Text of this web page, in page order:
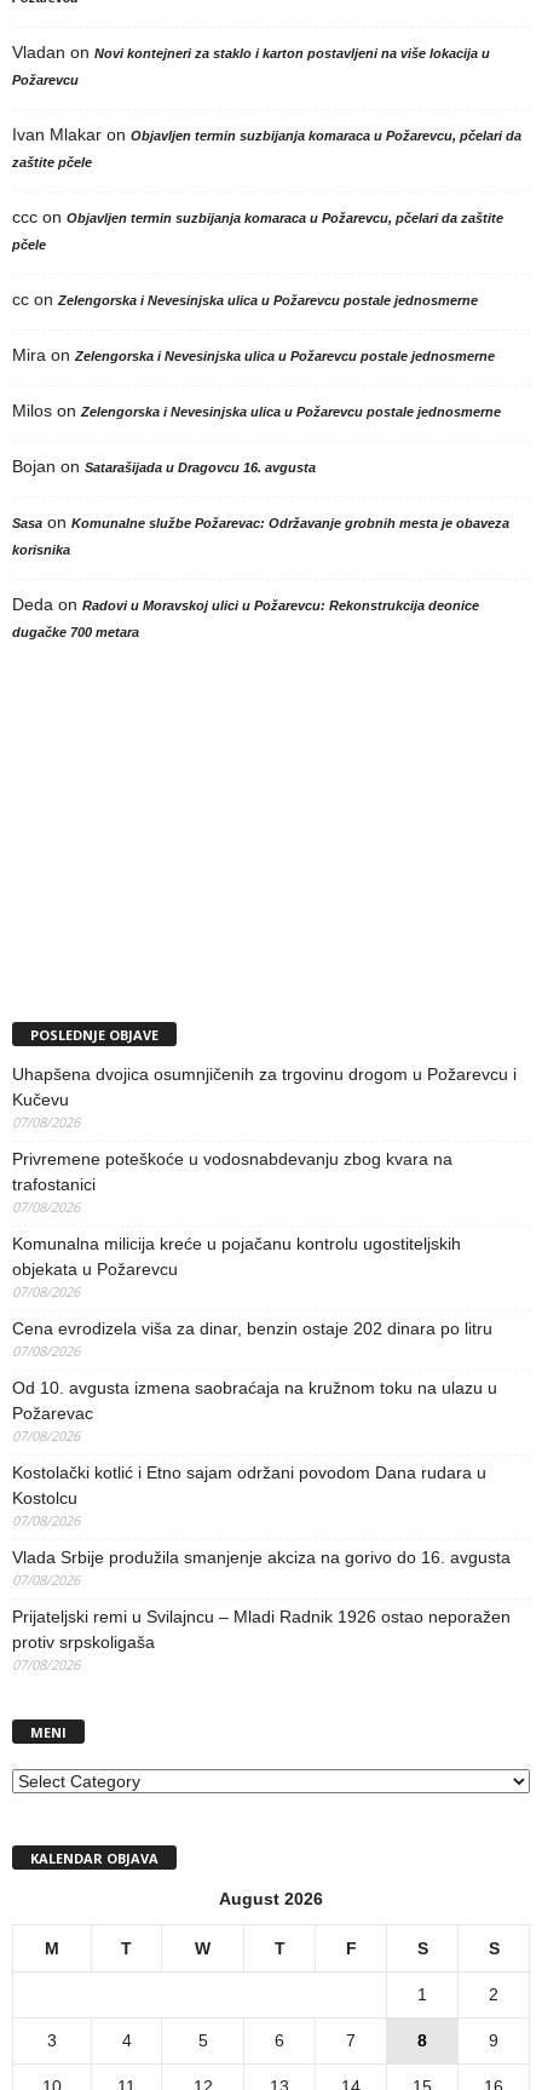
Vladan on Novi kontejneri za staklo i karton postavljeni na više lokacija u
Požarevcu
Ivan Mlakar on Objavljen termin suzbijanja komaraca u Požarevcu, pčelari da
zaštite pčele
ccc on Objavljen termin suzbijanja komaraca u Požarevcu, pčelari da zaštite
pčele
cc on Zelengorska i Nevesinjska ulica u Požarevcu postale jednosmerne
Mira on Zelengorska i Nevesinjska ulica u Požarevcu postale jednosmerne
Milos on Zelengorska i Nevesinjska ulica u Požarevcu postale jednosmerne
Bojan on Satarašijada u Dragovcu 16. avgusta
Sasa on Komunalne službe Požarevac: Održavanje grobnih mesta je obaveza
korisnika
Deda on Radovi u Moravskoj ulici u Požarevcu: Rekonstrukcija deonice
dugačke 700 metara
POSLEDNJE OBJAVE
Uhapšena dvojica osumnjičenih za trgovinu drogom u Požarevcu i
Kučevu
07/08/2026
Privremene poteškoće u vodosnabdevanju zbog kvara na
trafostanici
07/08/2026
Komunalna milicija kreće u pojačanu kontrolu ugostiteljskih
objekata u Požarevcu
07/08/2026
Cena evrodizela viša za dinar, benzin ostaje 202 dinara po litru
07/08/2026
Od 10. avgusta izmena saobraćaja na kružnom toku na ulazu u
Požarevac
07/08/2026
Kostolački kotlić i Etno sajam održani povodom Dana rudara u
Kostolcu
07/08/2026
Vlada Srbije produžila smanjenje akciza na gorivo do 16. avgusta
07/08/2026
Prijateljski remi u Svilajncu – Mladi Radnik 1926 ostao neporažen
protiv srpskoligaša
07/08/2026
MENI
MENI
KALENDAR OBJAVA
August 2026
M T W T F S S
1 2
3 4 5 6 7 8 9
10 11 12 13 14 15 16